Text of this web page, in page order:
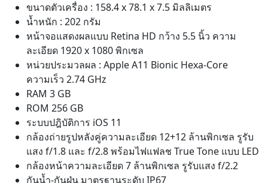
ขนาดตัวเครื่อง : 158.4 x 78.1 x 7.5 มิลลิเมตร
น้ำหนัก : 202 กรัม
หน้าจอแสดงผลแบบ Retina HD กว้าง 5.5 นิ้ว ความ
ละเอียด 1920 x 1080 พิกเซล
หน่วยประมวลผล : Apple A11 Bionic Hexa-Core
ความเร็ว 2.74 GHz
RAM 3 GB
ROM 256 GB
ระบบปฎิบัติการ iOS 11
กล้องถ่ายรูปหลังคู่ความละเอียด 12+12 ล้านพิกเซล รูรับ
แสง f/1.8 และ f/2.8 พร้อมไฟแฟลช True Tone แบบ LED
กล้องหน้าความละเอียด 7 ล้านพิกเซล รูรับแสง f/2.2
กันน้ำ-กันฝุ่น มาตรฐานระดับ IP67